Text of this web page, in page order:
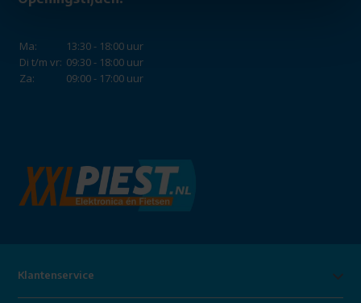
Ma:
13:30 - 18:00 uur
Di t/m vr: 09:30 - 18:00 uur
Za:
09:00 - 17:00 uur
Klantenservice